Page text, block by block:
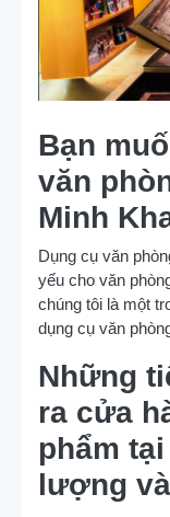
Bạn
văn
Minh
Dụng cụ văn
yếu cho văn
chúng tôi là một
dụng cụ văn
Những
ra cửa
phẩm
lượng